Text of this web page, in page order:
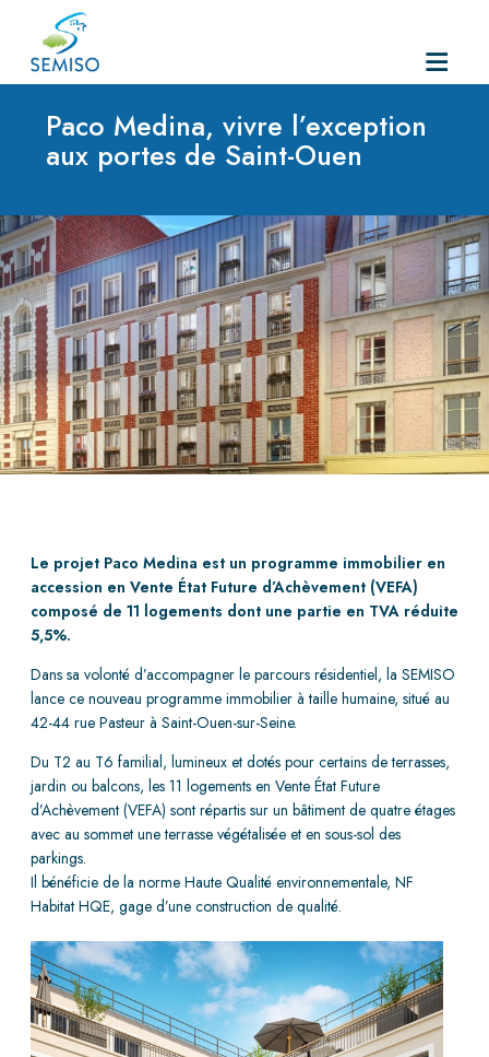
Paco Medina, vivre l’exception
aux portes de Saint-Ouen
Le projet Paco Medina est un programme immobilier en
accession en Vente État Future d’Achèvement (VEFA)
composé de 11 logements dont une partie en TVA réduite
5,5%.
Dans sa volonté d’accompagner le parcours résidentiel, la SEMISO
lance ce nouveau programme immobilier à taille humaine, situé au
42-44 rue Pasteur à Saint-Ouen-sur-Seine.
Du T2 au T6 familial, lumineux et dotés pour certains de terrasses,
jardin ou balcons, les 11 logements en Vente État Future
d’Achèvement (VEFA) sont répartis sur un bâtiment de quatre étages
avec au sommet une terrasse végétalisée et en sous-sol des
parkings.
Il bénéficie de la norme Haute Qualité environnementale, NF
Habitat HQE, gage d’une construction de qualité.